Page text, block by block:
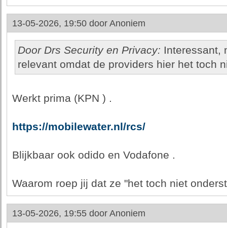
13-05-2026, 19:50 door Anoniem
Door Drs Security en Privacy: Interessant,
relevant omdat de providers hier het toch
Werkt prima (KPN ) .
https://mobilewater.nl/rcs/
Blijkbaar ook odido en Vodafone .
Waarom roep jij dat ze "het toch niet
13-05-2026, 19:55 door Anoniem